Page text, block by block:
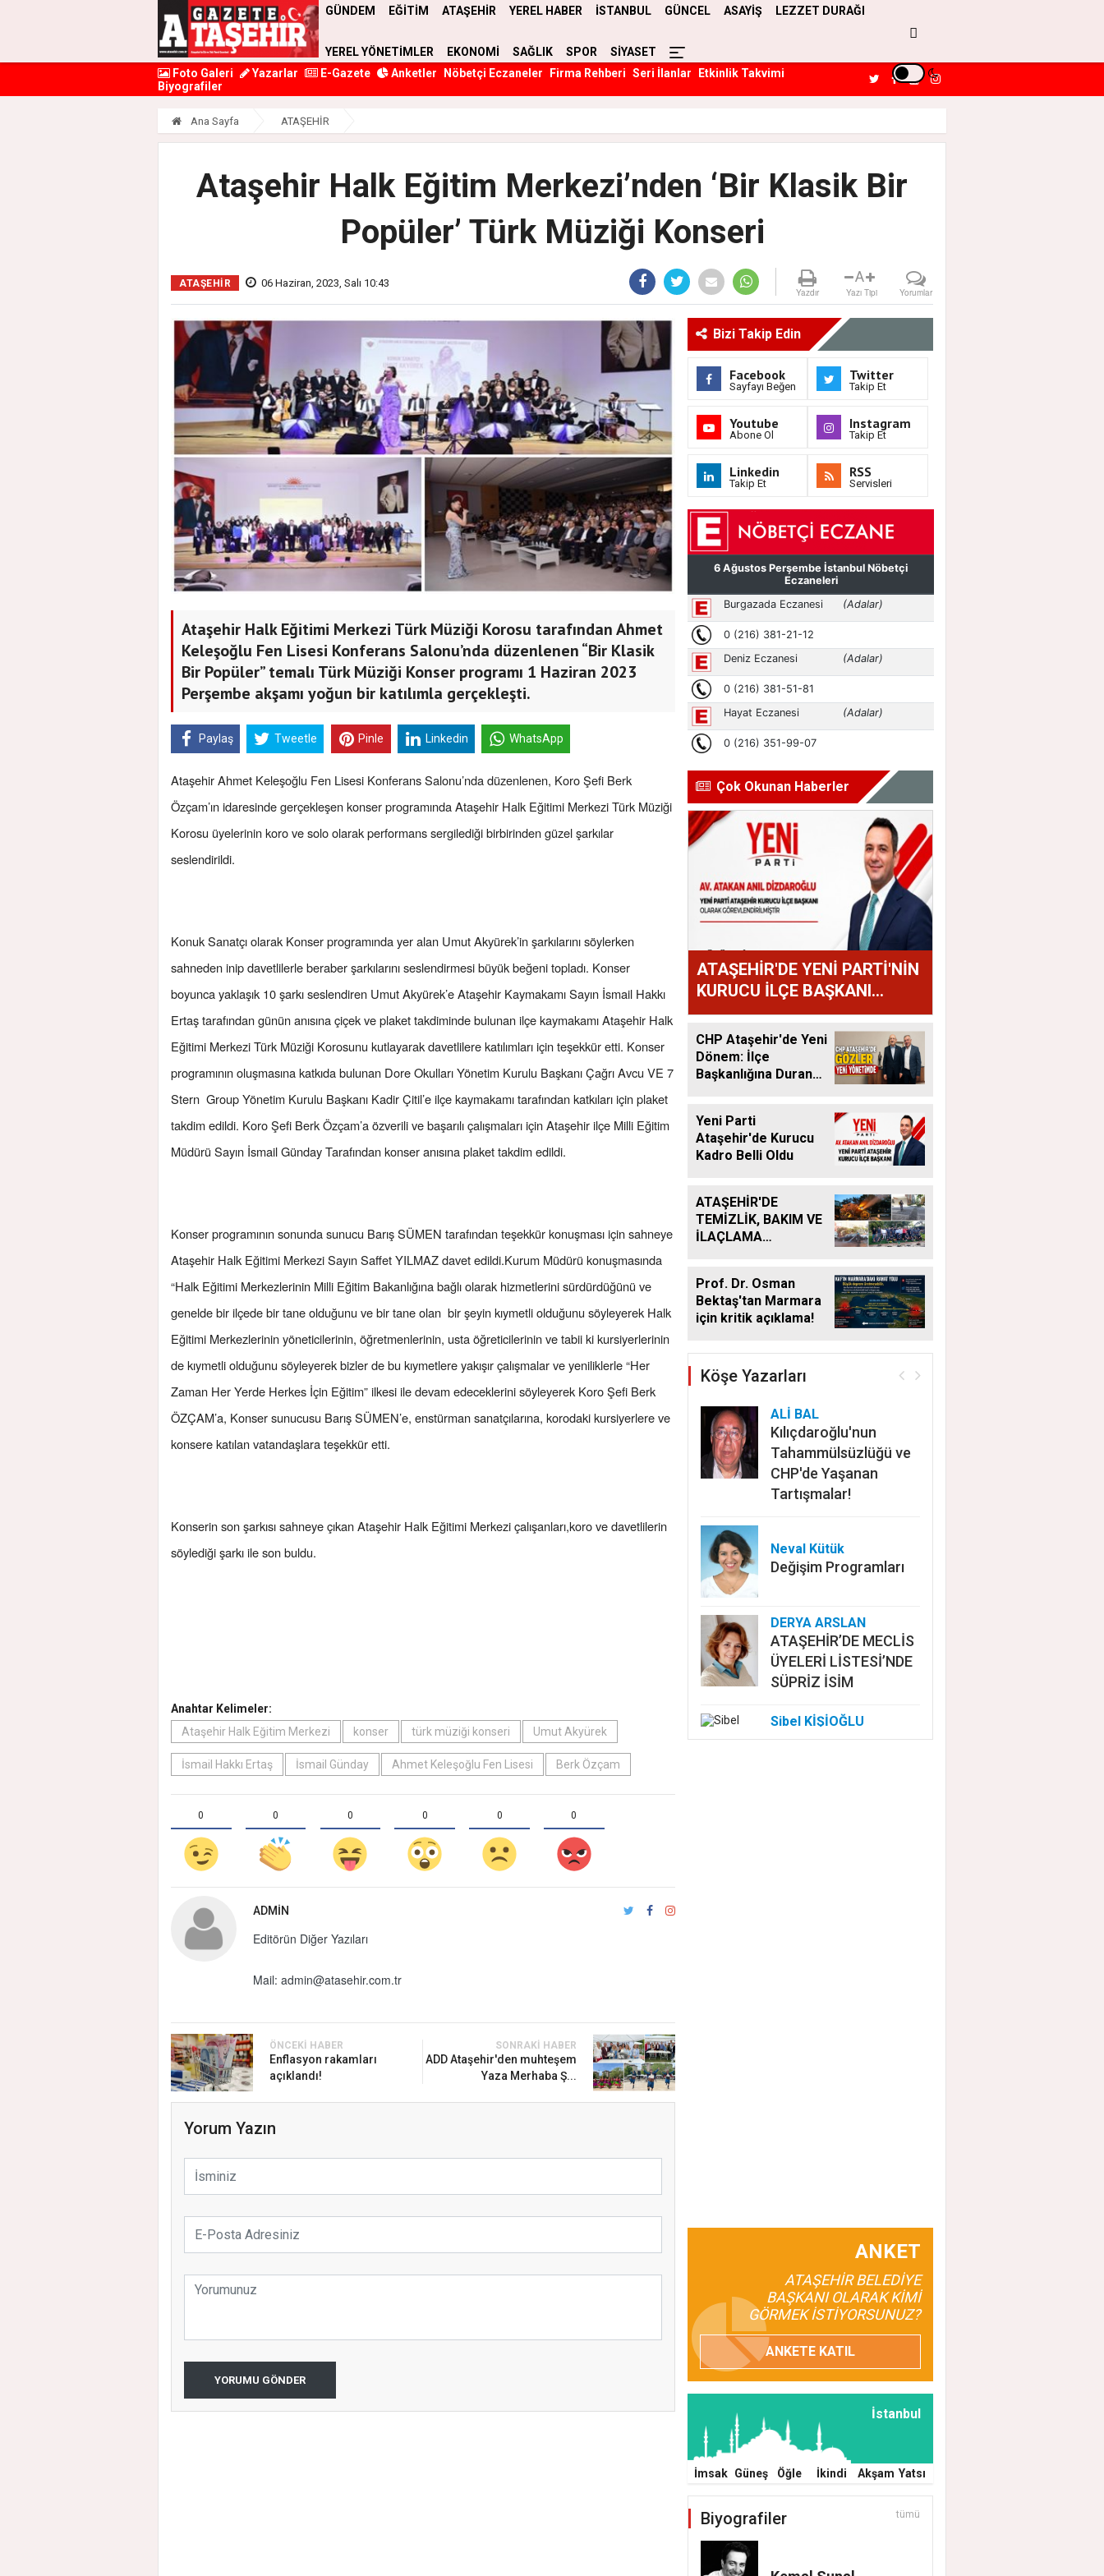
GÜNDEM EĞİTİM ATAŞEHİR YEREL HABER İSTANBUL GÜNCEL ASAYİŞ LEZZET DURAĞI
YEREL YÖNETİMLER EKONOMİ SAĞLIK SPOR
SİYASET
Foto Galeri
Yazarlar E-Gazete Anketler Nöbetçi Eczaneler Firma Rehberi Seri İlanlar
Etkinlik Takvimi
Biyografiler
Ana Sayfa ATAŞEHİR
Ataşehir Halk Eğitim Merkezi’nden ‘Bir Klasik Bir
Popüler’ Türk Müziği Konseri
ATAŞEHİR 06 Haziran, 2023, Salı 10:43
Yazdır
A
Yazı Tipi Yorumlar
Ataşehir Halk Eğitimi Merkezi Türk Müziği Korosu tarafından Ahmet
Keleşoğlu Fen Lisesi Konferans Salonu’nda düzenlenen “Bir Klasik
Bir Popüler” temalı Türk Müziği Konser programı 1 Haziran 2023
Perşembe akşamı yoğun bir katılımla gerçekleşti.
Paylaş Tweetle Pinle Linkedin WhatsApp
Ataşehir Ahmet Keleşoğlu Fen Lisesi Konferans Salonu’nda düzenlenen, Koro Şefi Berk
Özçam’ın idaresinde gerçekleşen konser programında Ataşehir Halk Eğitimi Merkezi Türk Müziği
Korosu üyelerinin koro ve solo olarak performans sergilediği birbirinden güzel şarkılar
seslendirildi.
Konuk Sanatçı olarak Konser programında yer alan Umut Akyürek’in şarkılarını söylerken
sahneden inip davetlilerle beraber şarkılarını seslendirmesi büyük beğeni topladı. Konser
boyunca yaklaşık 10 şarkı seslendiren Umut Akyürek’e Ataşehir Kaymakamı Sayın İsmail Hakkı
Ertaş tarafından günün anısına çiçek ve plaket takdiminde bulunan ilçe kaymakamı Ataşehir Halk
Eğitimi Merkezi Türk Müziği Korosunu kutlayarak davetlilere katılımları için teşekkür etti. Konser
programının oluşmasına katkıda bulunan Dore Okulları Yönetim Kurulu Başkanı Çağrı Avcu VE 7
Stern Group Yönetim Kurulu Başkanı Kadir Çitil’e ilçe kaymakamı tarafından katkıları için plaket
takdim edildi. Koro Şefi Berk Özçam’a özverili ve başarılı çalışmaları için Ataşehir ilçe Milli Eğitim
Müdürü Sayın İsmail Günday Tarafından konser anısına plaket takdim edildi.
Konser programının sonunda sunucu Barış SÜMEN tarafından teşekkür konuşması için sahneye
Ataşehir Halk Eğitimi Merkezi Sayın Saffet YILMAZ davet edildi.Kurum Müdürü konuşmasında
“Halk Eğitimi Merkezlerinin Milli Eğitim Bakanlığına bağlı olarak hizmetlerini sürdürdüğünü ve
genelde bir ilçede bir tane olduğunu ve bir tane olan bir şeyin kıymetli olduğunu söyleyerek Halk
Eğitimi Merkezlerinin yöneticilerinin, öğretmenlerinin, usta öğreticilerinin ve tabii ki kursiyerlerinin
de kıymetli olduğunu söyleyerek bizler de bu kıymetlere yakışır çalışmalar ve yeniliklerle “Her
Zaman Her Yerde Herkes İçin Eğitim” ilkesi ile devam edeceklerini söyleyerek Koro Şefi Berk
ÖZÇAM’a, Konser sunucusu Barış SÜMEN’e, enstürman sanatçılarına, korodaki kursiyerlere ve
konsere katılan vatandaşlara teşekkür etti.
Konserin son şarkısı sahneye çıkan Ataşehir Halk Eğitimi Merkezi çalışanları,koro ve davetlilerin
söylediği şarkı ile son buldu.
Anahtar Kelimeler:
Ataşehir Halk Eğitim Merkezi
konser türk müziği konseri Umut Akyürek
İsmail Hakkı Ertaş İsmail Günday Ahmet Keleşoğlu Fen Lisesi Berk Özçam
0 0 0 0 0 0
ADMIN
Editörün Diğer Yazıları
Mail: admin@atasehir.com.tr
ÖNCEKI HABER
Enflasyon rakamları
açıklandı!
SONRAKI HABER
ADD Ataşehir'den muhteşem
Yaza Merhaba Ş...
Yorum Yazın
YORUMU GÖNDER
Bizi Takip Edin
Facebook
Sayfayı Beğen
Twitter
Takip Et
Youtube
Abone Ol
Instagram
Takip Et
Linkedin
Takip Et
RSS
Servisleri
Çok Okunan Haberler
ATAŞEHİR'DE YENİ PARTİ'NİN
KURUCU İLÇE BAŞKANI
ATAKAN ANIL DİZDAROĞLU
OLDU
CHP Ataşehir'de Yeni
Dönem: İlçe
Başkanlığına Duran
Yeni Parti
Ataşehir'de Kurucu
Kadro Belli Oldu
ATAŞEHİR'DE
TEMİZLİK, BAKIM VE
İLAÇLAMA
Prof. Dr. Osman
Bektaş'tan Marmara
için kritik açıklama!
Köşe Yazarları
ALİ BAL
Kılıçdaroğlu'nun
Tahammülsüzlüğü ve
CHP'de Yaşanan
Tartışmalar!
Neval Kütük
Değişim Programları
DERYA ARSLAN
ATAŞEHİR’DE MECLİS
ÜYELERİ LİSTESİ’NDE
SÜPRİZ İSİM
Sibel KİŞİOĞLU
EUROVISION'DA
ANKET
ATAŞEHİR BELEDİYE
BAŞKANI OLARAK KİMİ
GÖRMEK İSTİYORSUNUZ?
ANKETE KATIL
İstanbul
İmsak Güneş Öğle İkindi Akşam Yatsı
Biyografiler tümü